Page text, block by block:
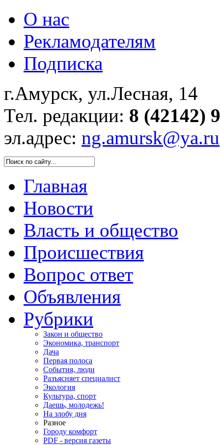
О нас
Рекламодателям
Подписка
г.Амурск, ул.Лесная, 14
Тел. редакции: 8 (42142)
эл.адрес: ng.amursk@ya.ru
Главная
Новости
Власть и общество
Происшествия
Вопрос ответ
Объявления
Рубрики
Закон и общество
Экономика, транспорт
Дача
Первая полоса
События, люди
Разъясняет специалист
Экология
Культура, спорт
Даешь, молодежь!
На злобу дня
Разное
Городу комфорт
PDF - версия газеты